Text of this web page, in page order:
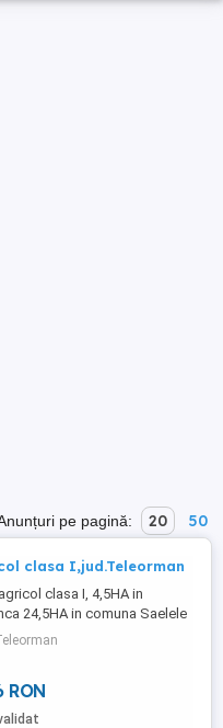
pe pagină: 20 50
clasa I,jud.Teleorman
clasa I, 4,5HA in
24,5HA in comuna Saelele
RON